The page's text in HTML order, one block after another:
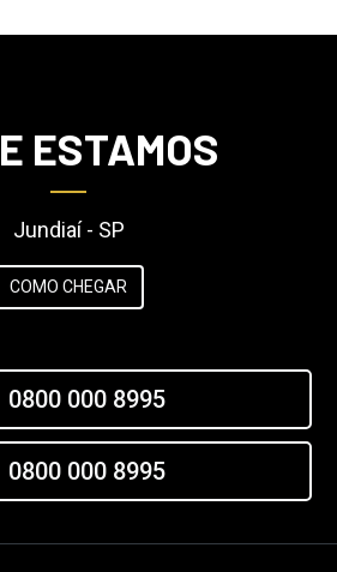
ESTAMOS
Jundiaí - SP
COMO CHEGAR
0800 000 8995
0800 000 8995